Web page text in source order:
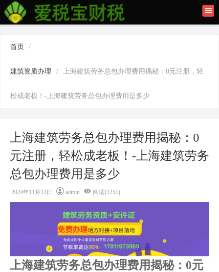
首页
首页 /
建筑资质办理 / 上海建筑劳务总包办理费用揭秘：0元注册，轻
松成老板！-上海建筑劳务总包办理费用是多少
上海建筑劳务总包办理费用揭秘：0
元注册，轻松成老板！-上海建筑劳务
总包办理费用是多少
2024年11月12日 admin 阅读(1251)
上海建筑劳务总包办理费用揭秘：0元